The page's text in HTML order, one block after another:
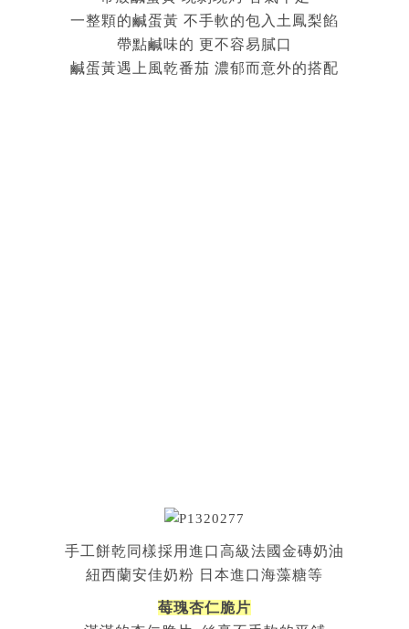
一整顆的鹹蛋黃 不手軟的包入土鳳梨餡
帶點鹹味的 更不容易膩口
鹹蛋黃遇上風乾番茄 濃郁而意外的搭配
手工餅乾同樣採用進口高級法國金磚奶油
紐西蘭安佳奶粉 日本進口海藻糖等
莓瑰杏仁脆片